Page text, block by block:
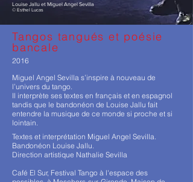
Louise Jallu et Miguel Angel Sevilla
© Esthel Lucas
Tangos tangués et poésie
bancale
2016
Miguel Angel Sevilla s’inspire à nouveau de
l’univers du tango.
Il interprète ses textes en français et en espagnol
tandis que le bandonéon de Louise Jallu fait
entendre la musique de ce monde si proche et si
lointain.
Textes et interprétation Miguel Angel Sevilla.
Bandonéon Louise Jallu.
Direction artistique Nathalie Sevilla
Café El Sur, Festival Tango à l'espace des